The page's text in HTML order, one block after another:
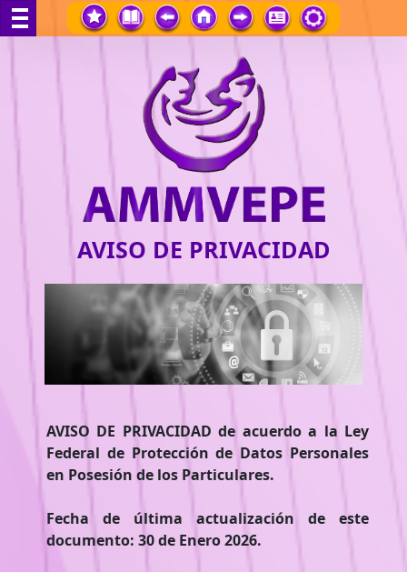
AVISO DE PRIVACIDAD
AVISO DE PRIVACIDAD de acuerdo a la Ley
Federal de Protección de Datos Personales
en Posesión de los Particulares.
Fecha de última actualización de este
documento: 30 de Enero 2026.